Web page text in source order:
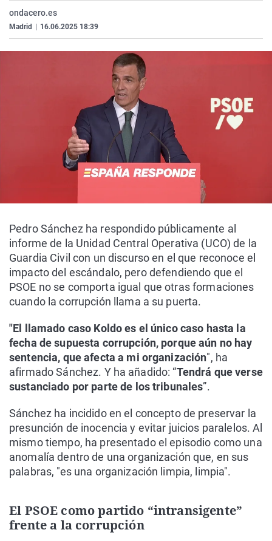
ondacero.es
Madrid 16.06.2025 18:39
Pedro Sánchez ha respondido públicamente al
informe de la Unidad Central Operativa (UCO) de la
Guardia Civil con un discurso en el que reconoce el
impacto del escándalo, pero defendiendo que el
PSOE no se comporta igual que otras formaciones
cuando la corrupción llama a su puerta.
"El llamado caso Koldo es el único caso hasta la
fecha de supuesta corrupción, porque aún no hay
sentencia, que afecta a mi organización", ha
afirmado Sánchez. Y ha añadido: “Tendrá que verse
sustanciado por parte de los tribunales”.
Sánchez ha incidido en el concepto de preservar la
presunción de inocencia y evitar juicios paralelos. Al
mismo tiempo, ha presentado el episodio como una
anomalía dentro de una organización que, en sus
palabras, "es una organización limpia, limpia".
El PSOE como partido “intransigente”
frente a la corrupción